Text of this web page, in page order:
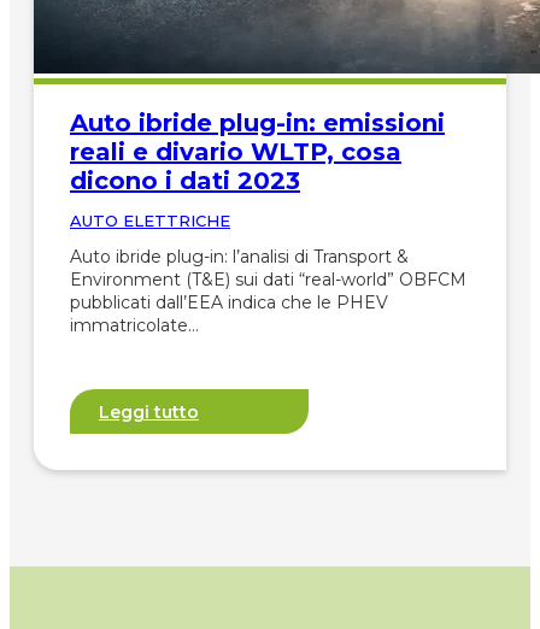
Auto ibride plug-in: emissioni
reali e divario WLTP, cosa
dicono i dati 2023
AUTO ELETTRICHE
Auto ibride plug-in: l’analisi di Transport &
Environment (T&E) sui dati “real-world” OBFCM
pubblicati dall’EEA indica che le PHEV
immatricolate…
Leggi tutto